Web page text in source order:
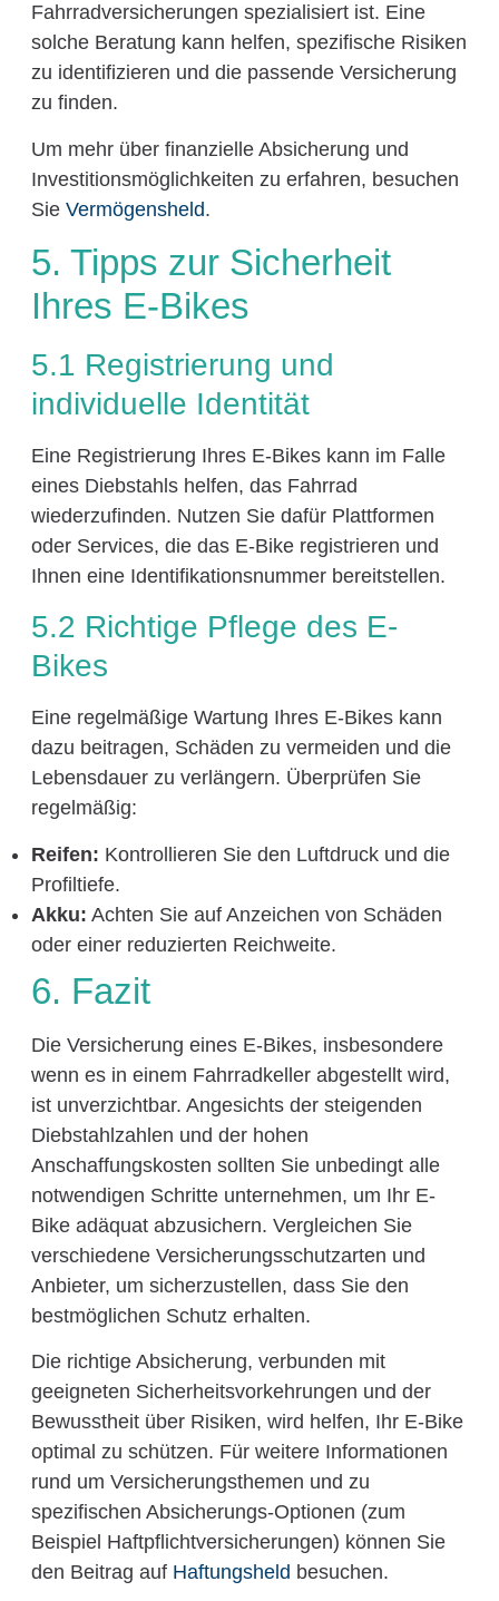
Fahrradversicherungen spezialisiert ist. Eine
solche Beratung kann helfen, spezifische Risiken
zu identifizieren und die passende Versicherung
zu finden.
Um mehr über finanzielle Absicherung und
Investitionsmöglichkeiten zu erfahren, besuchen
Sie Vermögensheld.
5. Tipps zur Sicherheit
Ihres E-Bikes
5.1 Registrierung und
individuelle Identität
Eine Registrierung Ihres E-Bikes kann im Falle
eines Diebstahls helfen, das Fahrrad
wiederzufinden. Nutzen Sie dafür Plattformen
oder Services, die das E-Bike registrieren und
Ihnen eine Identifikationsnummer bereitstellen.
5.2 Richtige Pflege des E-
Bikes
Eine regelmäßige Wartung Ihres E-Bikes kann
dazu beitragen, Schäden zu vermeiden und die
Lebensdauer zu verlängern. Überprüfen Sie
regelmäßig:
Reifen: Kontrollieren Sie den Luftdruck und die
Profiltiefe.
Akku: Achten Sie auf Anzeichen von Schäden
oder einer reduzierten Reichweite.
6. Fazit
Die Versicherung eines E-Bikes, insbesondere
wenn es in einem Fahrradkeller abgestellt wird,
ist unverzichtbar. Angesichts der steigenden
Diebstahlzahlen und der hohen
Anschaffungskosten sollten Sie unbedingt alle
notwendigen Schritte unternehmen, um Ihr E-
Bike adäquat abzusichern. Vergleichen Sie
verschiedene Versicherungsschutzarten und
Anbieter, um sicherzustellen, dass Sie den
bestmöglichen Schutz erhalten.
Die richtige Absicherung, verbunden mit
geeigneten Sicherheitsvorkehrungen und der
Bewusstheit über Risiken, wird helfen, Ihr E-Bike
optimal zu schützen. Für weitere Informationen
rund um Versicherungsthemen und zu
spezifischen Absicherungs-Optionen (zum
Beispiel Haftpflichtversicherungen) können Sie
den Beitrag auf Haftungsheld besuchen.